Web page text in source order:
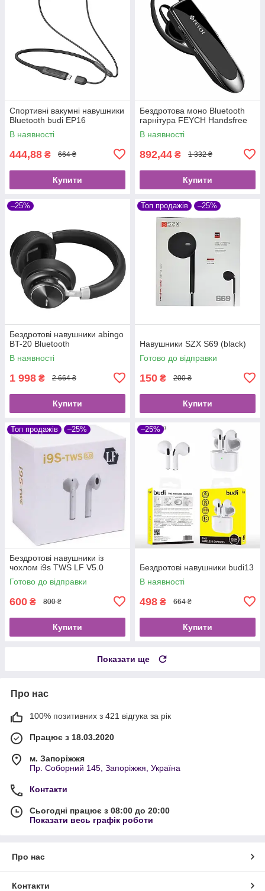
Спортивні вакумні навушники
Bluetooth budi EP16
В наявності
444,88 ₴ 664 ₴
Купити
Бездротова моно Bluetooth
гарнітура FEYCH Handsfree
В наявності
892,44 ₴ 1 332 ₴
Купити
–25%
Бездротові навушники abingo
BT-20 Bluetooth
В наявності
1 998 ₴ 2 664 ₴
Купити
Топ продажів –25%
Навушники SZX S69 (black)
Готово до відправки
150 ₴ 200 ₴
Купити
Топ продажів –25%
Бездротові навушники із
чохлом i9s TWS LF V5.0
Готово до відправки
600 ₴ 800 ₴
Купити
–25%
Бездротові навушники budi13
В наявності
498 ₴ 664 ₴
Купити
Показати ще
Про нас
100% позитивних з 421 відгука за рік
Працює з 18.03.2020
м. Запоріжжя
Пр. Соборний 145, Запоріжжя, Україна
Контакти
Сьогодні працює з 08:00 до 20:00
Показати весь графік роботи
Про нас
Контакти